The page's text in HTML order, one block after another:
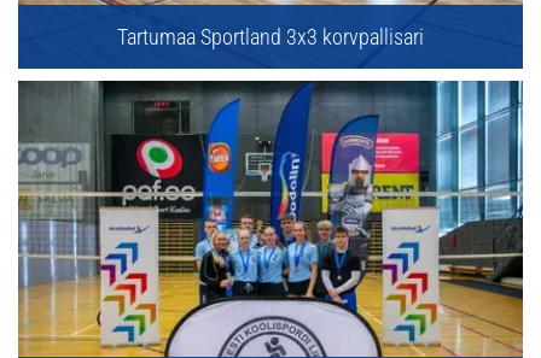
Tartumaa Sportland 3x3 korvpallisari